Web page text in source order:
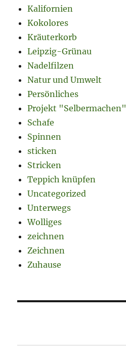
Kalifornien
Kokolores
Kräuterkorb
Leipzig-Grünau
Nadelfilzen
Natur und Umwelt
Persönliches
Projekt "Selbermachen"
Schafe
Spinnen
sticken
Stricken
Teppich knüpfen
Uncategorized
Unterwegs
Wolliges
zeichnen
Zeichnen
Zuhause